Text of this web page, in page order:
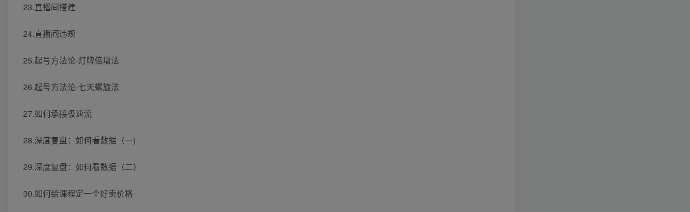
23.直播间搭建
24.直播间违规
25.起号方法论-灯牌倍增法
26.起号方法论-七天螺旋法
27.如何承接极速流
28.深度复盘：如何看数据（一)
29.深度复盘：如何看数据（二）
30.如何给课程定一个好卖价格